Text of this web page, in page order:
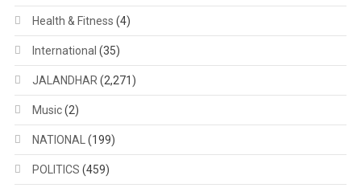
Health & Fitness (4)
International (35)
JALANDHAR(2,271)
Music(2)
NATIONAL(199)
POLITICS (459)